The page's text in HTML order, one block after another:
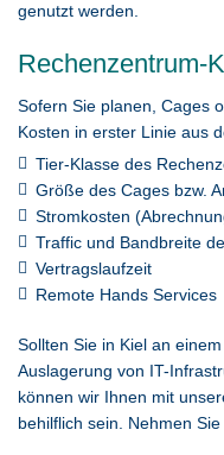
genutzt werden.
Rechenzentrum-
Sofern Sie planen, Cages
Kosten in erster Linie aus
Tier-Klasse des
Größe des Cages bzw.
Stromkosten
Traffic und Bandbreite
Vertragslaufzeit
Remote Hands Services
Sollten Sie in Kiel an
Auslagerung von IT-
können wir Ihnen mit
behilflich sein. Nehmen Sie